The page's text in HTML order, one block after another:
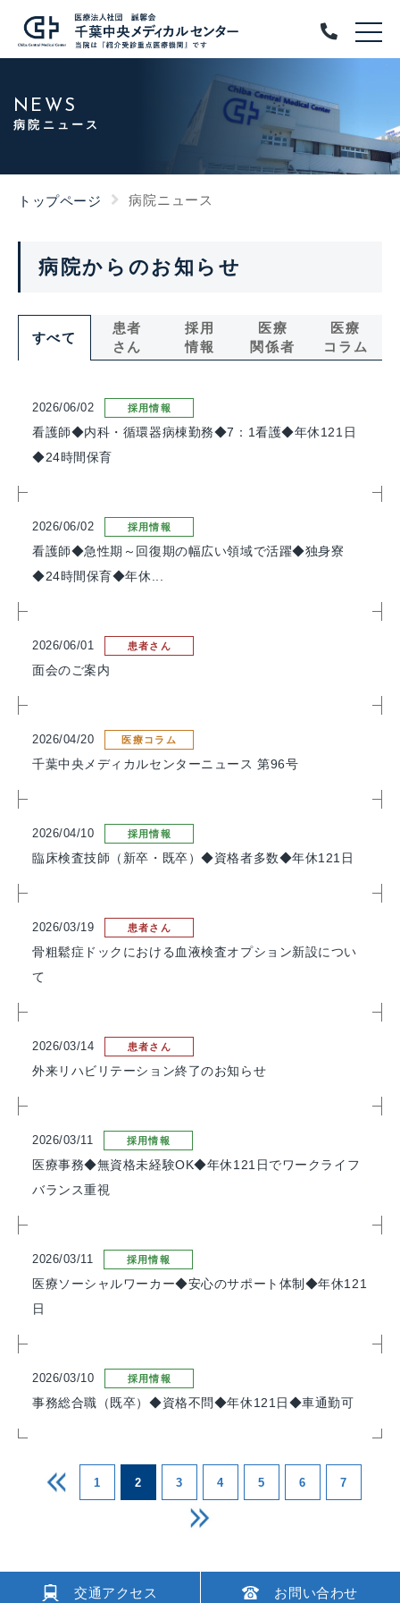
NEWS
病院ニュース
トップページ 病院ニュース
病院からのお知らせ
すべて
患者
さん
採用
情報
医療
関係者
医療
コラム
2026/06/02 採用情報
看護師◆内科・循環器病棟勤務◆7：1看護◆年休121日
◆24時間保育
2026/06/02 採用情報
看護師◆急性期～回復期の幅広い領域で活躍◆独身寮
◆24時間保育◆年休...
2026/06/01 患者さん
面会のご案内
2026/04/20 医療コラム
千葉中央メディカルセンターニュース 第96号
2026/04/10 採用情報
臨床検査技師（新卒・既卒）◆資格者多数◆年休121日
2026/03/19 患者さん
骨粗鬆症ドックにおける血液検査オプション新設につい
て
2026/03/14 患者さん
外来リハビリテーション終了のお知らせ
2026/03/11 採用情報
医療事務◆無資格未経験OK◆年休121日でワークライフ
バランス重視
2026/03/11 採用情報
医療ソーシャルワーカー◆安心のサポート体制◆年休121
日
2026/03/10 採用情報
事務総合職（既卒）◆資格不問◆年休121日◆車通勤可
1 2 3 4 5 6 7
交通アクセス お問い合わせ